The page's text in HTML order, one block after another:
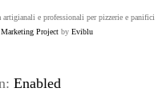
e professionali per pizzerie e panifici
Marketing Project by Eviblu
Enabled